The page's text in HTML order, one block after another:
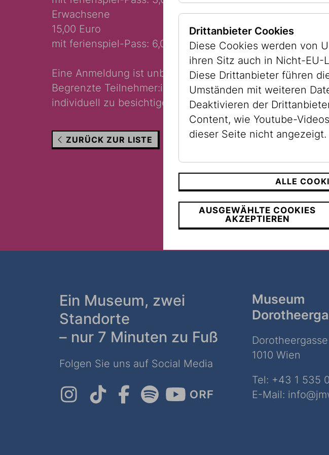
Erwachsene
15,00 Euro
mit ferienspiel-Pass: 6,00 Euro
Eine Anmeldung ist unbedingt erforderlich! Tel.: +43 1
Begrenzte Teilnehmer:innenzahl. Erwachsene laden wir
individuell zu besichtigen.
ZURÜCK ZUR LISTE
Ein Museum, zwei
Standorte
– nur 7 Minuten zu Fuß
Folgen Sie uns auf Social Media
Museum
Dorotheergasse
1010 Wien
Tel: +43 1 535
E-Mail:
Drittanbieter Cookies
Diese Cookies werden von
ihren Sitz auch in Nicht-EU-
Diese Drittanbieter führen
Umständen mit weiteren
Deaktivieren der
Content, wie Youtube-
dieser Seite nicht angezeigt.
ALLE
AUSGEWÄHLTE COOKIES
AKZEPTIEREN